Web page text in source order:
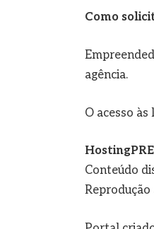
Como
agência.
O acesso
Conteúdo